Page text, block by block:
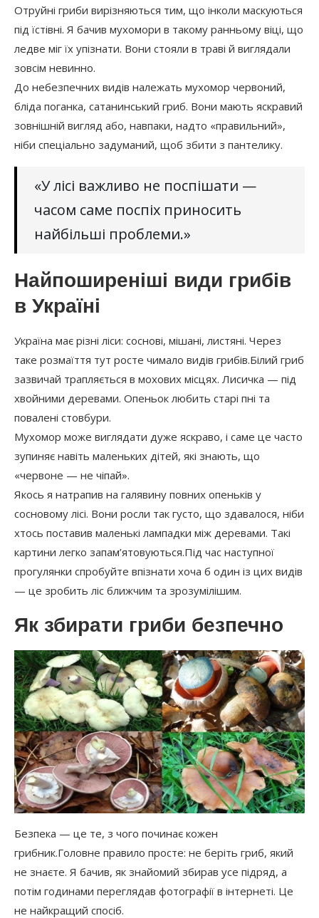
Отруйні гриби вирізняються тим, що інколи маскуються
під їстівні. Я бачив мухомори в такому ранньому віці, що
ледве міг їх упізнати. Вони стояли в траві й виглядали
зовсім невинно.
До небезпечних видів належать мухомор червоний,
бліда поганка, сатанинський гриб. Вони мають яскравий
зовнішній вигляд або, навпаки, надто «правильний»,
ніби спеціально задуманий, щоб збити з пантелику.
«У лісі важливо не поспішати —
часом саме поспіх приносить
найбільші проблеми.»
Найпоширеніші види грибів
в Україні
Україна має різні ліси: соснові, мішані, листяні. Через
таке розмаїття тут росте чимало видів грибів.Білий гриб
зазвичай трапляється в мохових місцях. Лисичка — під
хвойними деревами. Опеньок любить старі пні та
повалені стовбури.
Мухомор може виглядати дуже яскраво, і саме це часто
зупиняє навіть маленьких дітей, які знають, що
«червоне — не чіпай».
Якось я натрапив на галявину повних опеньків у
сосновому лісі. Вони росли так густо, що здавалося, ніби
хтось поставив маленькі лампадки між деревами. Такі
картини легко запам’ятовуються.Під час наступної
прогулянки спробуйте впізнати хоча б один із цих видів
— це зробить ліс ближчим та зрозумілішим.
Як збирати гриби безпечно
Безпека — це те, з чого починає кожен
грибник.Головне правило просте: не беріть гриб, який
не знаєте. Я бачив, як знайомий збирав усе підряд, а
потім годинами переглядав фотографії в інтернеті. Це
не найкращий спосіб.